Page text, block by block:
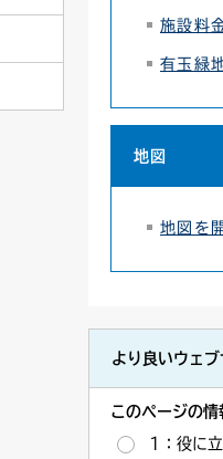
施設料
有玉緑
地図
地図を
より良いウェ
このページの
1：役に